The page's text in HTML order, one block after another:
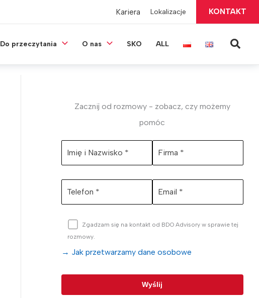
Kariera Lokalizacje KONTAKT
Do przeczytania O nas SKO ALL
Zacznij od rozmowy - zobacz, czy możemy
pomóc
Zgadzam się na kontakt od BDO Advisory w sprawie tej
rozmowy.
→ Jak przetwarzamy dane osobowe